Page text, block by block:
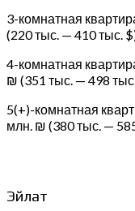
3-комнатная
(220 тыс. — 410 тыс.
4-комнатная
₪ (351 тыс. — 498
5(+)-комнатная
млн. ₪ (380 тыс. —
Эйлат